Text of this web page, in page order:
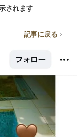
されます
記事に戻る